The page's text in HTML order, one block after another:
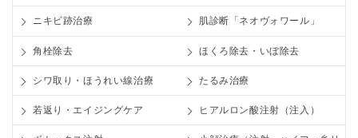
ニキビ跡治療 肌診断「ネオヴォワール」
角栓除去 ほくろ除去・いぼ除去
シワ取り・ほうれい線治療 たるみ治療
若返り・エイジングケア ヒアルロン酸注射（注入）